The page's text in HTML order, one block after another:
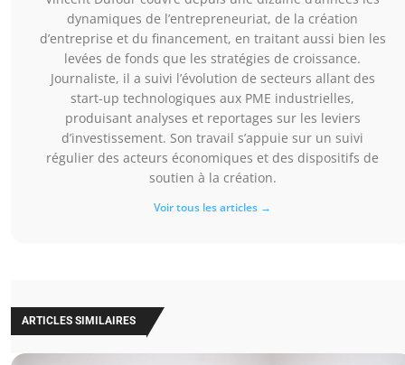
dynamiques de l’entrepreneuriat, de la création
d’entreprise et du financement, en traitant aussi bien les
levées de fonds que les stratégies de croissance.
Journaliste, il a suivi l’évolution de secteurs allant des
start-up technologiques aux PME industrielles,
produisant analyses et reportages sur les leviers
d’investissement. Son travail s’appuie sur un suivi
régulier des acteurs économiques et des dispositifs de
soutien à la création.
Voir tous les articles →
ARTICLES SIMILAIRES